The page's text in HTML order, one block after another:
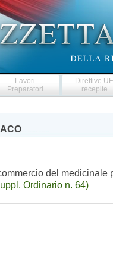
Lavori
Preparatori
Direttive
recepite
del medicinale
Ordinario n. 64)